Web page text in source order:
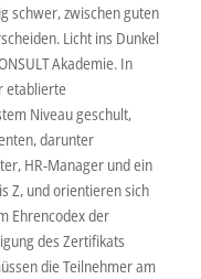
schwer, zwischen guten
Licht ins Dunkel
Akademie. In
etablierte
Niveau geschult,
darunter
HR-Manager und ein
Z, und orientieren sich
Ehrencodex der
des Zertifikats
die Teilnehmer am